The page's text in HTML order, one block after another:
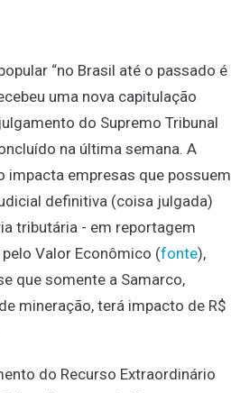
“no Brasil até o passado é
uma nova capitulação
do Supremo Tribunal
na última semana. A
impacta empresas que possuem
definitiva (coisa julgada)
tributária - em reportagem
Valor Econômico (fonte),
que somente a Samarco,
mineração, terá impacto de R$
do Recurso Extraordinário